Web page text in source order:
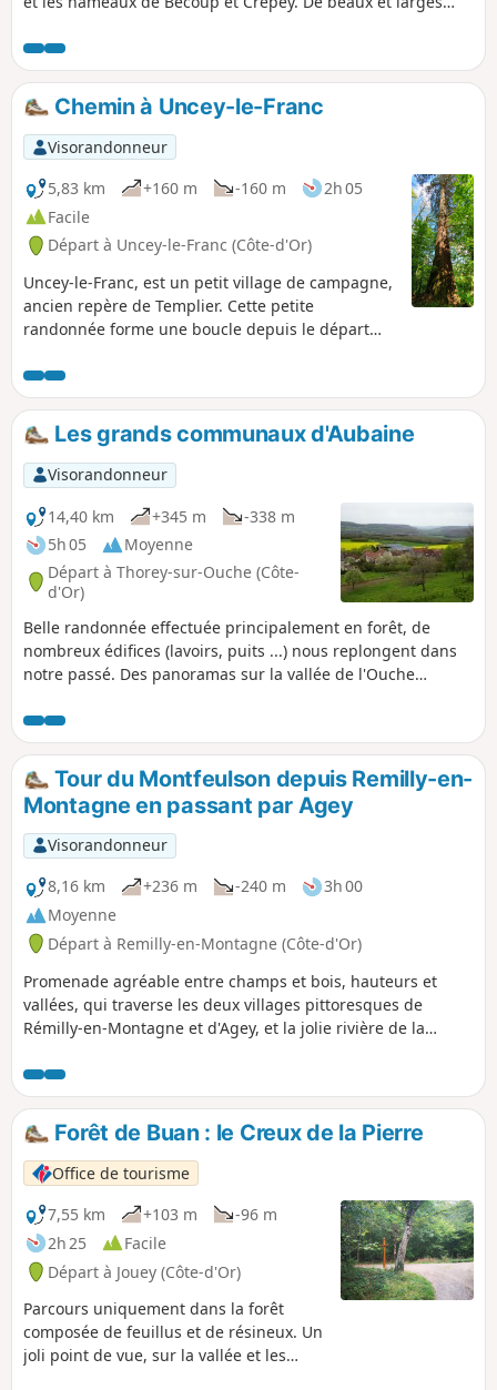
Chemin à Uncey-le-Franc
Visorandonneur
5,83 km
+160 m -160 m
2h 05
Facile
Départ à Uncey-le-Franc (Côte-d'Or)
Uncey-le-Franc, est un petit village de campagne,
ancien repère de Templier. Cette petite
randonnée forme une boucle depuis le départ
Les grands communaux d'Aubaine
Visorandonneur
14,40 km
+345 m
-338 m
5h 05
Moyenne
Départ à Thorey-sur-Ouche (Côte-
d'Or)
Belle randonnée effectuée principalement en forêt, de
nombreux édifices (lavoirs, puits ...) nous replongent dans
notre passé. Des panoramas sur la vallée de l'Ouche
long de la randonnée.
Tour du Montfeulson depuis Remilly-en-
Montagne en passant par Agey
Visorandonneur
8,16 km
+236 m -240 m
3h 00
Moyenne
Départ à Remilly-en-Montagne (Côte-d'Or)
Promenade agréable entre champs et bois, hauteurs et
vallées, qui traverse les deux villages pittoresques de
Rémilly-en-Montagne et d'Agey, et la jolie rivière de la
les champs vaches, chevaux.Petits sentiers bordés de
cabotes, petites cabanes de pierre, de prairies verdoyantes,
avec de jolis points de vue sur les vallées de l'Ouche et de la
Sirène, et sur la Côte de Sombernon.
Forêt de Buan : le Creux de la Pierre
Office de tourisme
7,55 km
+103 m
-96 m
2h 25
Facile
Départ à Jouey (Côte-d'Or)
Parcours uniquement dans la forêt
composée de feuillus et de résineux. Un
joli point de vue, sur la vallée et les